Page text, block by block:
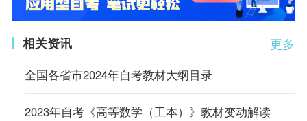
更多
相关资讯
全国各省市2024年自考教材大纲目录
2023年自考《高等数学（工本）》教材变动解读